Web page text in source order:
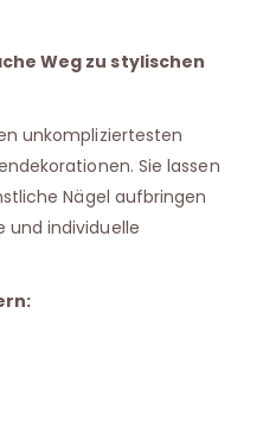
Weg zu stylischen
unkompliziertesten
Sie lassen
Nägel aufbringen
und individuelle